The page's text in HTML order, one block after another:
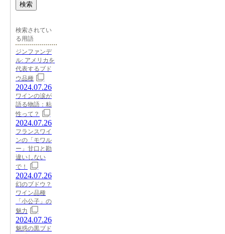
検索
検索されてい
る用語
ジンファンデ
ル: アメリカを
代表するブド
ウ品種
2024.07.26
ワインの涙が
語る物語：粘
性って？
2024.07.26
フランスワイ
ンの「モワル
ー」甘口と勘
違いしない
で！
2024.07.26
幻のブドウ？
ワイン品種
「小公子」の
魅力
2024.07.26
魅惑の黒ブド